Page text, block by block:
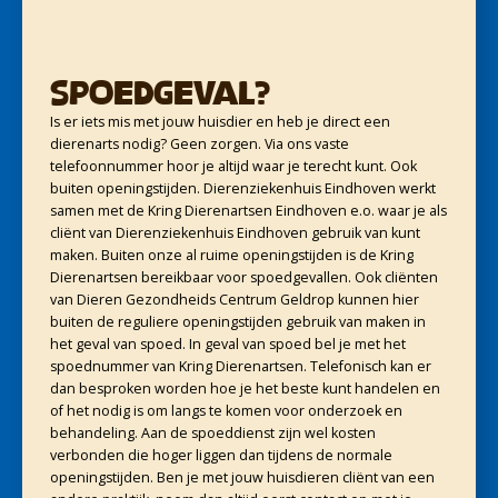
Spoedgeval?
Is er iets mis met jouw huisdier en heb je direct een
dierenarts nodig? Geen zorgen. Via ons vaste
telefoonnummer hoor je altijd waar je terecht kunt. Ook
buiten openingstijden. Dierenziekenhuis Eindhoven werkt
samen met de Kring Dierenartsen Eindhoven e.o. waar je als
cliënt van Dierenziekenhuis Eindhoven gebruik van kunt
maken. Buiten onze al ruime openingstijden is de Kring
Dierenartsen bereikbaar voor spoedgevallen. Ook cliënten
van Dieren Gezondheids Centrum Geldrop kunnen hier
buiten de reguliere openingstijden gebruik van maken in
het geval van spoed. In geval van spoed bel je met het
spoednummer van Kring Dierenartsen. Telefonisch kan er
dan besproken worden hoe je het beste kunt handelen en
of het nodig is om langs te komen voor onderzoek en
behandeling. Aan de spoeddienst zijn wel kosten
verbonden die hoger liggen dan tijdens de normale
openingstijden. Ben je met jouw huisdieren cliënt van een